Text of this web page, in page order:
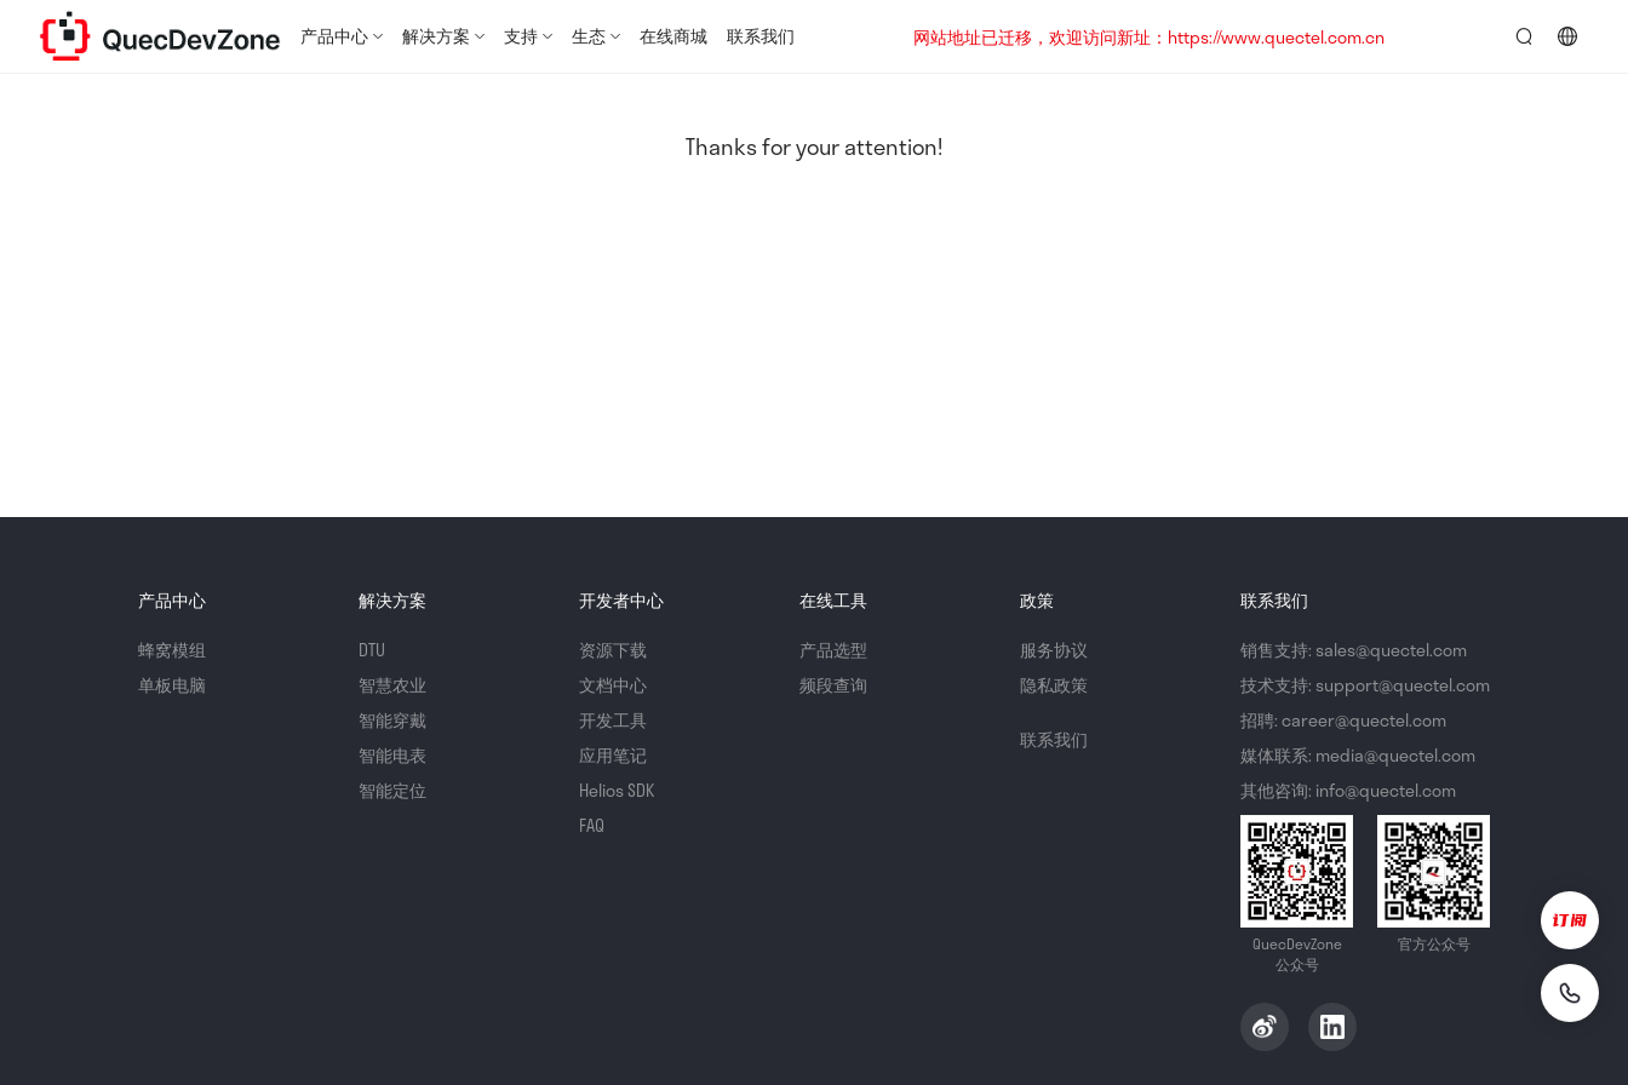
产品中心 解决方案 支持 生态 在线商城 联系我们
网站地址已迁移，欢迎访问新址：https://www.quectel.com.cn
Thanks for your attention!
产品中心
蜂窝模组
单板电脑
解决方案
DTU
智慧农业
智能穿戴
智能电表
智能定位
开发者中心
资源下载
文档中心
开发工具
应用笔记
Helios SDK
FAQ
在线工具
产品选型
频段查询
政策
服务协议
隐私政策
联系我们
联系我们
销售支持: sales@quectel.com
技术支持: support@quectel.com
招聘: career@quectel.com
媒体联系: media@quectel.com
其他咨询: info@quectel.com
QuecDevZone
公众号
官方公众号